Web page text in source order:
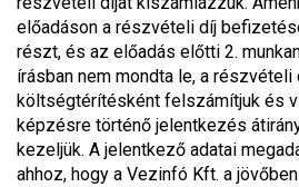
előadáson a részvételi díj
részt, és az előadás előtti 2.
írásban nem mondta le, a részvételi
költségtérítésként felszámítjuk és
képzésre történő jelentkezés
kezeljük. A jelentkező adatai
ahhoz, hogy a Vezinfó Kft. a